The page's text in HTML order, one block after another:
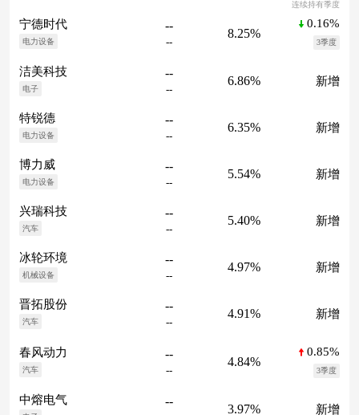
连续持有季度
宁德时代
电力设备
--
--
8.25%
0.16%
3季度
洁美科技
电子
--
--
6.86% 新增
特锐德
电力设备
--
--
6.35% 新增
博力威
电力设备
--
--
5.54% 新增
兴瑞科技
汽车
--
--
5.40% 新增
冰轮环境
机械设备
--
--
4.97% 新增
晋拓股份
汽车
--
--
4.91% 新增
春风动力
汽车
--
--
4.84%
0.85%
3季度
中熔电气 --
3.97% 新增